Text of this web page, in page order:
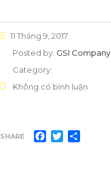
11 Tháng 9, 2017
Posted by: GSI Company
Category:
Không có bình luận
SHARE Facebook
Twitter